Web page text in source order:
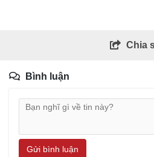
Chia
Bình luận
Gửi bình luận